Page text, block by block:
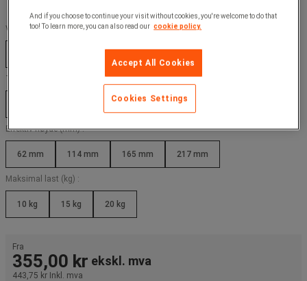
Volum (L) :
Totalhøyde (mm) :
184 mm 235 mm
Effektiv høyde (mm) :
62 mm 114 mm 165 mm 217 mm
Maksimal last (kg) :
10 kg 15 kg 20 kg
Fra
355,00 kr ekskl. mva
443,75 kr Inkl. mva
And if you choose to continue your visit without cookies, you're welcome to do that
too! To learn more, you can also read our cookie policy.
Accept All Cookies
Cookies Settings